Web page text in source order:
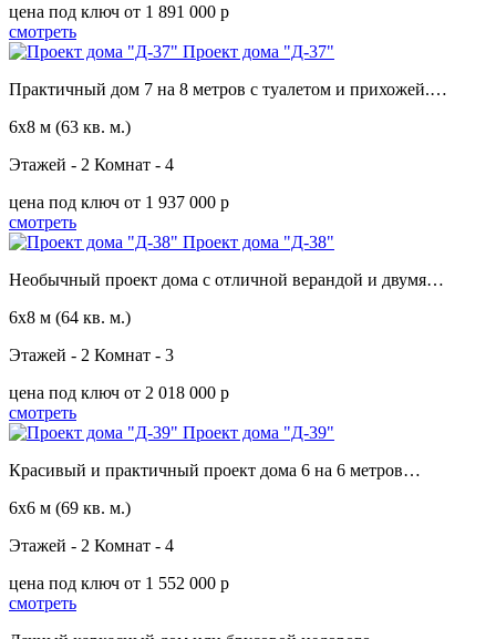
цена под ключ от 1 891 000 p
смотреть
Проект дома "Д-37"
Практичный дом 7 на 8 метров с туалетом и прихожей.…
6х8 м (63 кв. м.)
Этажей - 2 Комнат - 4
цена под ключ от 1 937 000 p
смотреть
Проект дома "Д-38"
Необычный проект дома с отличной верандой и двумя…
6х8 м (64 кв. м.)
Этажей - 2 Комнат - 3
цена под ключ от 2 018 000 p
смотреть
Проект дома "Д-39"
Красивый и практичный проект дома 6 на 6 метров…
6х6 м (69 кв. м.)
Этажей - 2 Комнат - 4
цена под ключ от 1 552 000 p
смотреть